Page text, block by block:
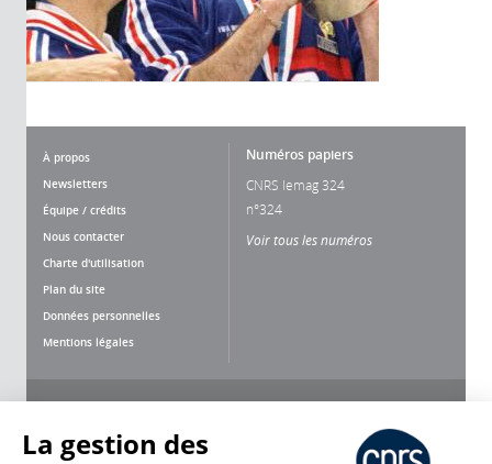
À propos
Newsletters
Équipe / crédits
Nous contacter
Charte d'utilisation
Plan du site
Données personnelles
Mentions légales
Numéros papiers
CNRS lemag 324
n°324
Voir tous les numéros
La gestion des